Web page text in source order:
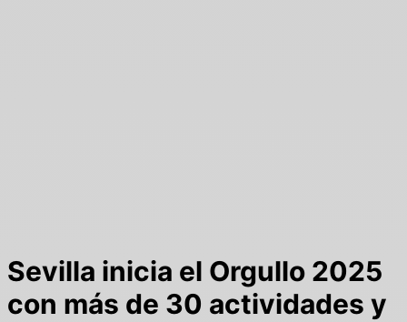
Sevilla inicia el Orgullo 2025
con más de 30 actividades y